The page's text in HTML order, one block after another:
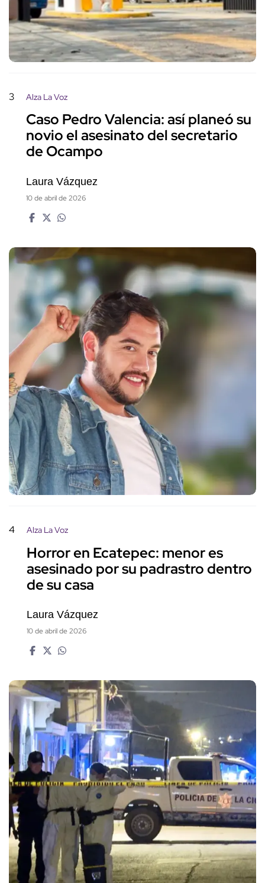
3 Alza La Voz
Caso Pedro Valencia: así planeó su
novio el asesinato del secretario
de Ocampo
Laura Vázquez
10 de abril de 2026
4 Alza La Voz
Horror en Ecatepec: menor es
asesinado por su padrastro dentro
de su casa
Laura Vázquez
10 de abril de 2026